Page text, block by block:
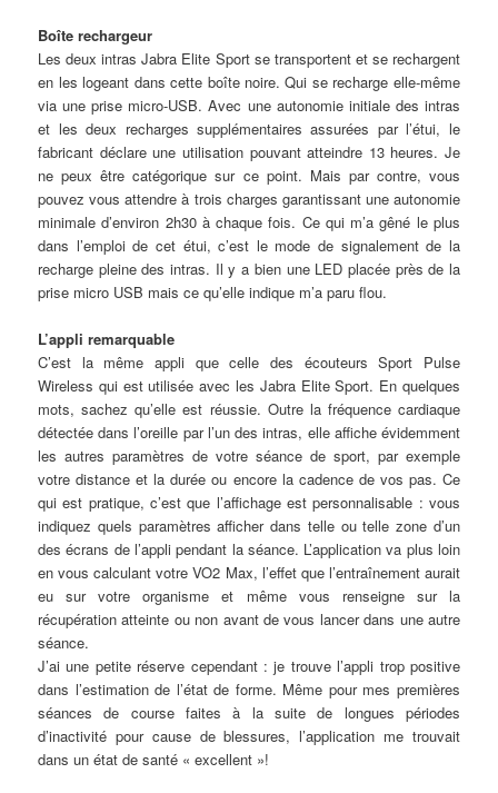
Boîte rechargeur
Les deux intras Jabra Elite Sport se transportent et se rechargent
en les logeant dans cette boîte noire. Qui se recharge elle-même
via une prise micro-USB. Avec une autonomie initiale des intras
et les deux recharges supplémentaires assurées par l’étui, le
fabricant déclare une utilisation pouvant atteindre 13 heures. Je
ne peux être catégorique sur ce point. Mais par contre, vous
pouvez vous attendre à trois charges garantissant une autonomie
minimale d’environ 2h30 à chaque fois. Ce qui m’a gêné le plus
dans l’emploi de cet étui, c’est le mode de signalement de la
recharge pleine des intras. Il y a bien une LED placée près de la
prise micro USB mais ce qu’elle indique m’a paru flou.
L’appli remarquable
C’est la même appli que celle des écouteurs Sport Pulse
Wireless qui est utilisée avec les Jabra Elite Sport. En quelques
mots, sachez qu’elle est réussie. Outre la fréquence cardiaque
détectée dans l’oreille par l’un des intras, elle affiche évidemment
les autres paramètres de votre séance de sport, par exemple
votre distance et la durée ou encore la cadence de vos pas. Ce
qui est pratique, c’est que l’affichage est personnalisable : vous
indiquez quels paramètres afficher dans telle ou telle zone d’un
des écrans de l’appli pendant la séance. L’application va plus loin
en vous calculant votre VO2 Max, l’effet que l’entraînement aurait
eu sur votre organisme et même vous renseigne sur la
récupération atteinte ou non avant de vous lancer dans une autre
séance.
J’ai une petite réserve cependant : je trouve l’appli trop positive
dans l’estimation de l’état de forme. Même pour mes premières
séances de course faites à la suite de longues périodes
d’inactivité pour cause de blessures, l’application me trouvait
dans un état de santé « excellent »!